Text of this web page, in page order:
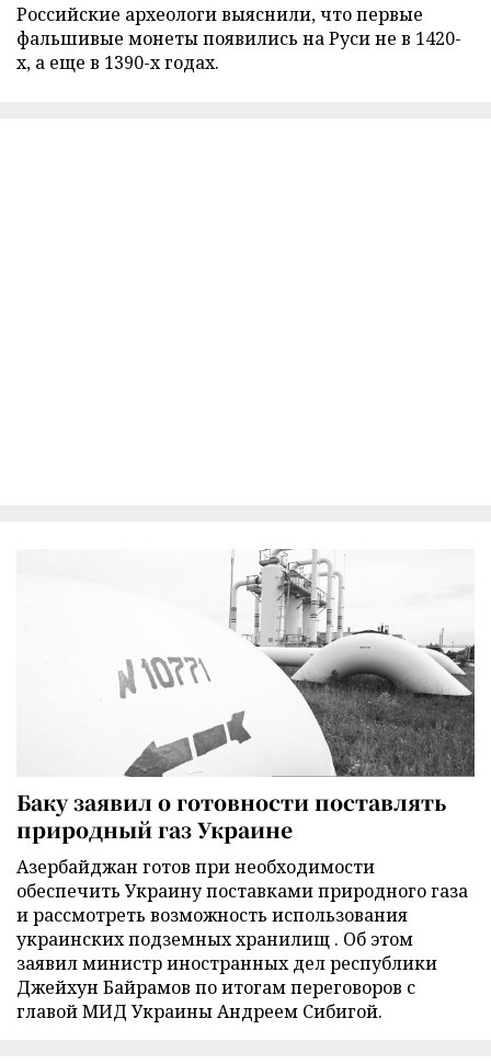
Российские археологи выяснили, что первые
фальшивые монеты появились на Руси не в 1420-
х, а еще в 1390-х годах.
Баку заявил о готовности поставлять
природный газ Украине
Азербайджан готов при необходимости
обеспечить Украину поставками природного газа
и рассмотреть возможность использования
украинских подземных хранилищ . Об этом
заявил министр иностранных дел республики
Джейхун Байрамов по итогам переговоров с
главой МИД Украины Андреем Сибигой.